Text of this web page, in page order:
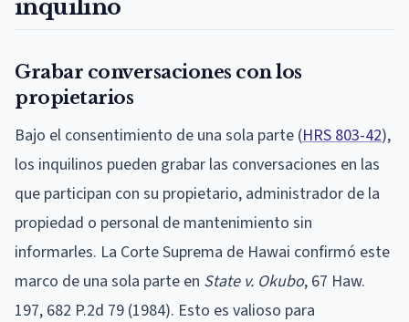
inquilino
Grabar conversaciones con los
propietarios
Bajo el consentimiento de una sola parte (HRS 803-42),
los inquilinos pueden grabar las conversaciones en las
que participan con su propietario, administrador de la
propiedad o personal de mantenimiento sin
informarles. La Corte Suprema de Hawai confirmó este
marco de una sola parte en State v. Okubo, 67 Haw.
197, 682 P.2d 79 (1984). Esto es valioso para